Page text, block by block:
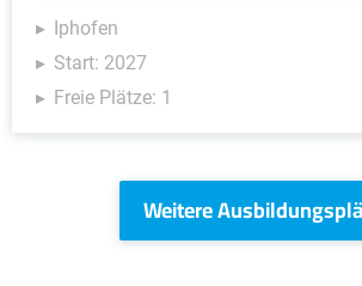
Iphofen
Start: 2027
Freie Plätze: 1
Weitere